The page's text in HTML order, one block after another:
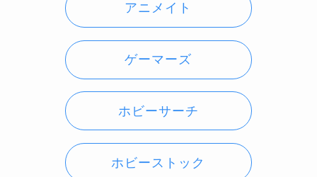
アニメイト
ゲーマーズ
ホビーサーチ
ホビーストック